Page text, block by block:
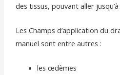
des tissus, pouvant aller
Les Champs d’application du
manuel sont entre autres :
les œdèmes